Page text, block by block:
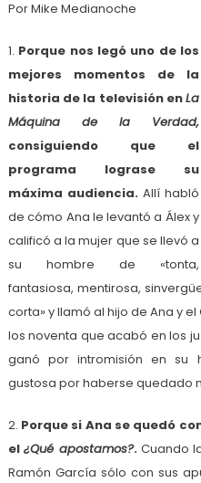
Por Mike Medianoche
1. Porque nos legó uno de los
mejores momentos de la
historia de la televisión enLa
Máquina de la Verdad,
consiguiendo que el
programa lograse su
máxima audiencia.Allí habló
de cómo Ana le levantó a Álex y
calificó a la mujer que se llevó a
su hombre de «tonta,
fantasiosa, mentirosa,
corta» y llamó al hijo de Ana y
los noventa que acabó en los
ganó por intromisión en su
gustosa por haberse quedado
2. Porque si Ana se quedó
el¿Qué apostamos?.Cuando
Ramón García sólo con sus